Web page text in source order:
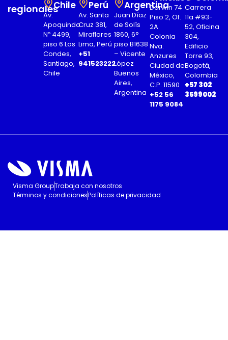
regionalesChile
Av.
Apoquindo
Nº 4499,
piso 6 Las
Condes,
Santiago,
Chile
Perú
Av. Santa
Cruz 381,
Miraflores
Lima, Perú
+51
941523222
Argentina
Juan Díaz
de Solís
1860, 6°
piso B1638
– Vicente
López
Buenos
Aires,
Argentina
Darwin 74
Piso 2, Of.
2A
Colonia
Nva.
Anzures
Ciudad de
México,
C.P. 11590
+52 56
1175 9084
Carrera
11a #93-
52, Oficina
304,
Edificio
Torre 93,
Bogotá,
Colombia
+57 302
3599002
Visma GroupTrabaja con nosotros
Términos y condicionesPolíticas de privacidad